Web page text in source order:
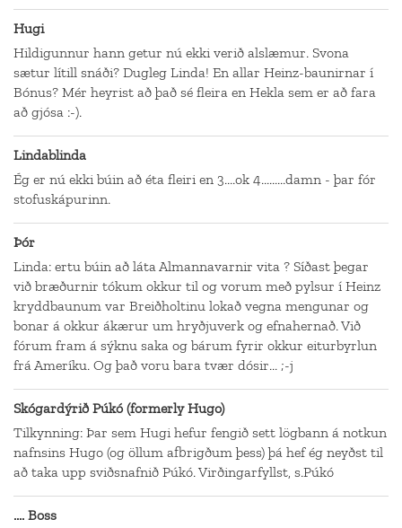
Hugi
Hildigunnur hann getur nú ekki verið alslæmur. Svona
sætur lítill snáði? Dugleg Linda! En allar Heinz-baunirnar í
Bónus? Mér heyrist að það sé fleira en Hekla sem er að fara
að gjósa :-).
Lindablinda
Ég er nú ekki búin að éta fleiri en 3....ok 4.........damn - þar fór
stofuskápurinn.
Þór
Linda: ertu búin að láta Almannavarnir vita ? Síðast þegar
við bræðurnir tókum okkur til og vorum með pylsur í Heinz
kryddbaunum var Breiðholtinu lokað vegna mengunar og
bonar á okkur ákærur um hryðjuverk og efnahernað. Við
fórum fram á sýknu saka og bárum fyrir okkur eiturbyrlun
frá Ameríku. Og það voru bara tvær dósir... ;-j
Skógardýrið Púkó (formerly Hugo)
Tilkynning: Þar sem Hugi hefur fengið sett lögbann á notkun
nafnsins Hugo (og öllum afbrigðum þess) þá hef ég neyðst til
að taka upp sviðsnafnið Púkó. Virðingarfyllst, s.Púkó
.... Boss